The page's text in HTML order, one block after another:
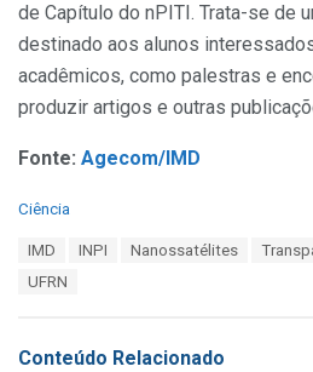
de Capítulo do nPITI. Trata-se de
destinado aos alunos
acadêmicos, como palestras e
produzir artigos e outras
Fonte: Agecom/IMD
C
i
Ciência
IMD INPI Nanossatélites
UFRN
Conteúdo Relacionado